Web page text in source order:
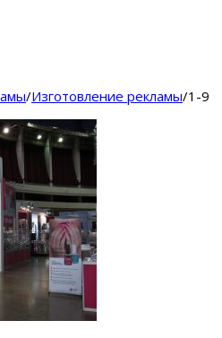
/Изготовление рекламы/1-9